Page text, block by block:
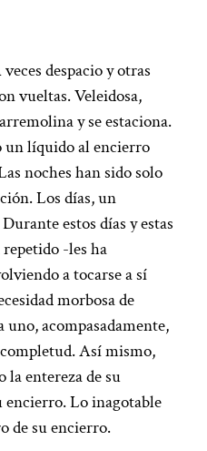
despacio y otras
vueltas. Veleidosa,
y se estaciona.
un líquido al encierro
noches han sido solo
Los días, un
estos días y estas
-les ha
a tocarse a sí
morbosa de
acompasadamente,
Así mismo,
la entereza de su
encierro. Lo inagotable
de su encierro.